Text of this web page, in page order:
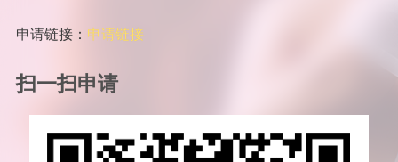
申请链接： 申请链接
扫一扫申请